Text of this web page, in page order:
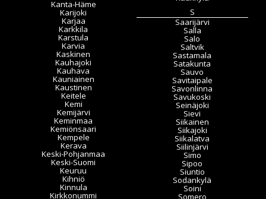
Kanta-Häme
Karijoki
Karjaa
Karkkila
Karstula
Karvia
Kaskinen
Kauhajoki
Kauhava
Kauniainen
Kaustinen
Keitele
Kemi
Kemijärvi
Keminmaa
Kemiönsaari
Kempele
Kerava
Keski-Pohjanmaa
Keski-Suomi
Keuruu
Kihniö
Kinnula
Kirkkonummi
S
Saarijärvi
Salla
Salo
Saltvik
Sastamala
Satakunta
Sauvo
Savitaipale
Savonlinna
Savukoski
Seinäjoki
Sievi
Siikainen
Siikajoki
Siikalatva
Siilinjärvi
Simo
Sipoo
Siuntio
Sodankylä
Soini
Somero